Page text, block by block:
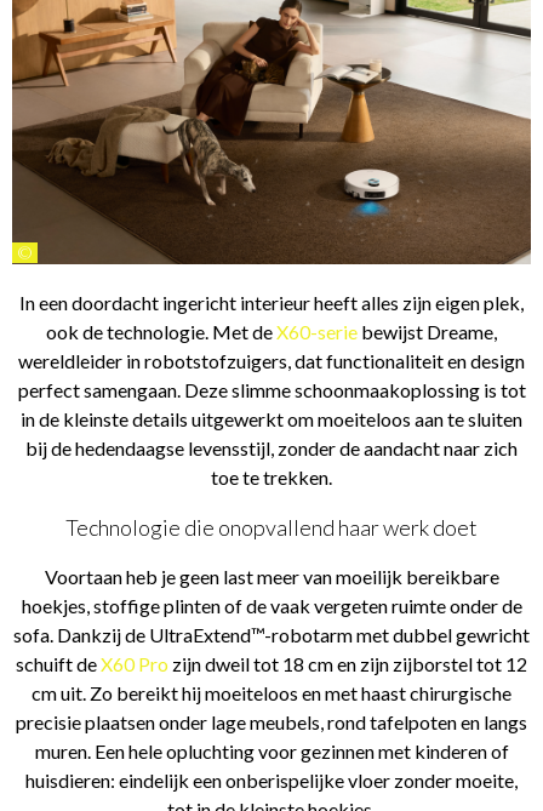
©
In een doordacht ingericht interieur heeft alles zijn eigen plek,
ook de technologie. Met deX60-serie bewijst Dreame,
wereldleider in robotstofzuigers, dat functionaliteit en design
perfect samengaan. Deze slimme schoonmaakoplossing is tot
in de kleinste details uitgewerkt om moeiteloos aan te sluiten
bij de hedendaagse levensstijl, zonder de aandacht naar zich
toe te trekken.
Technologie die onopvallend haar werk doet
Voortaan heb je geen last meer van moeilijk bereikbare
hoekjes, stoffige plinten of de vaak vergeten ruimte onder de
sofa. Dankzij de UltraExtend™-robotarm met dubbel gewricht
schuift deX60 Pro zijn dweil tot 18 cm en zijn zijborstel tot 12
cm uit. Zo bereikt hij moeiteloos en met haast chirurgische
precisie plaatsen onder lage meubels, rond tafelpoten en langs
muren. Een hele opluchting voor gezinnen met kinderen of
huisdieren: eindelijk een onberispelijke vloer zonder moeite,